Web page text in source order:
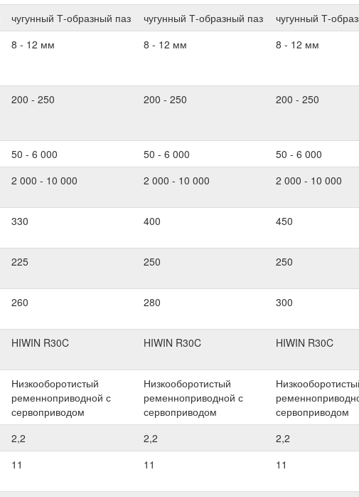
чугунный Т-образный паз чугунный Т-образный паз чугунный Т-
8 - 12 мм 8 - 12 мм 8 - 12 мм
200 - 250 200 - 250 200 - 250
50 - 6 000 50 - 6 000 50 - 6 000
2 000 - 10 000 2 000 - 10 000 2 000 - 10 000
330 400 450
225 250 250
260 280 300
HIWIN R30C HIWIN R30C HIWIN R30C
Низкооборотистый
ременноприводной с
сервоприводом
Низкооборотистый
ременноприводной с
сервоприводом
сервоприводом
2,2 2,2 2,2
11 11 11